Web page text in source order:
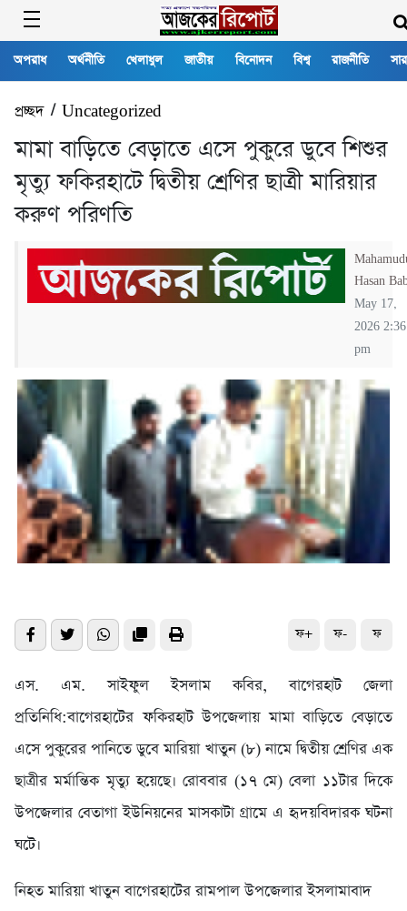
অপরাধ অর্থনীতি খেলাধুল জাতীয় বিনোদন বিশ্ব রাজনীতি
প্রচ্ছদ/ Uncategorized
মামা বাড়িতে বেড়াতে এসে পুকুরে ডুবে শিশুর
মৃত্যু ফকিরহাটে দ্বিতীয় শ্রেণির ছাত্রী মারিয়ার
করুণ পরিণতি
Hasan
May 17,
2026 2:36
pm
ফ+ ফ- ফ
এস. এম. সাইফুল ইসলাম কবির, বাগেরহাট জেলা
প্রতিনিধি:বাগেরহাটের ফকিরহাট উপজেলায় মামা বাড়িতে বেড়াতে
এসে পুকুরের পানিতে ডুবে মারিয়া খাতুন (৮) নামে দ্বিতীয় শ্রেণির এক
ছাত্রীর মর্মান্তিক মৃত্যু হয়েছে। রোববার (১৭ মে) বেলা ১১টার দিকে
উপজেলার বেতাগা ইউনিয়নের মাসকাটা গ্রামে এ হৃদয়বিদারক ঘটনা
ঘটে।
নিহত মারিয়া খাতুন বাগেরহাটের রামপাল উপজেলার ইসলামাবাদ